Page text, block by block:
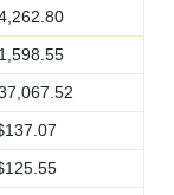
1,598.55
137.07
125.55